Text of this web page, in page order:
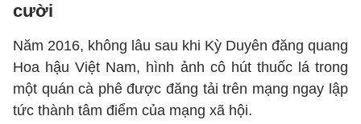
cười
Năm 2016, không lâu sau khi Kỳ Duyên đăng quang
Hoa hậu Việt Nam, hình ảnh cô hút thuốc lá trong
một quán cà phê được đăng tải trên mạng ngay lập
tức thành tâm điểm của mạng xã hội.